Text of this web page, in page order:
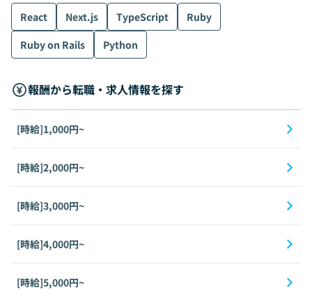
React Next.js TypeScript
Ruby
Ruby on Rails
Python
報酬から転職・求人情報を探す
[時給]1,000円~
[時給]2,000円~
[時給]3,000円~
[時給]4,000円~
[時給]5,000円~